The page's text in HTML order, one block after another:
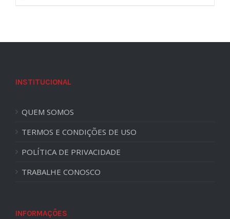
INSTITUCIONAL
QUEM SOMOS
TERMOS E CONDIÇÕES DE USO
POLÍTICA DE PRIVACIDADE
TRABALHE CONOSCO
INFORMAÇÕES